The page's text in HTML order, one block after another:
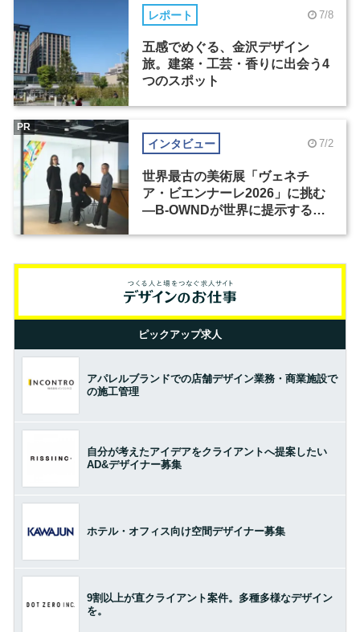
レポート 7/8
五感でめぐる、金沢デザイン
旅。建築・工芸・香りに出会う4
つのスポット
インタビュー 7/2
世界最古の美術展「ヴェネチ
ア・ビエンナーレ2026」に挑む
―B-OWNDが世界に提示する美
PR
ピックアップ求人
アパレルブランドでの店舗デザイン業務・商業施設で
の施工管理
自分が考えたアイデアをクライアントへ提案したい
AD&デザイナー募集
ホテル・オフィス向け空間デザイナー募集
9割以上が直クライアント案件。多種多様なデザイン
を。